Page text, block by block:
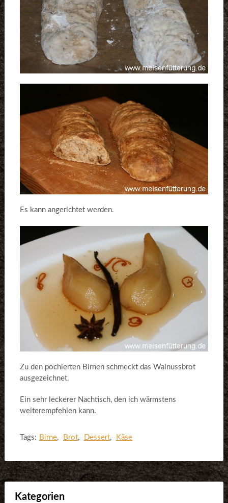
Es kann angerichtet werden.
Zu den pochierten Birnen schmeckt das Walnussbrot
ausgezeichnet.
Ein sehr leckerer Nachtisch, den ich wärmstens
weiterempfehlen kann.
Tags: Birne, Brot, Dessert, Käse
Kategorien